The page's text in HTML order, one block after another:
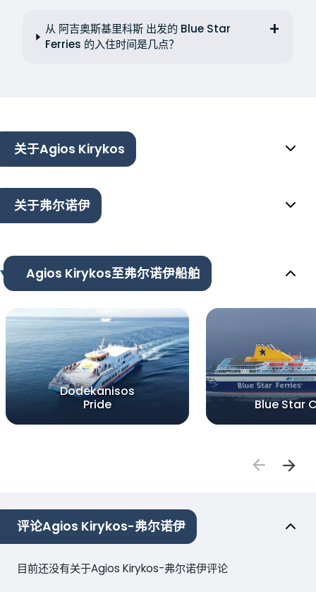
从 阿吉奥斯基里科斯 出发的 Blue Star
Ferries 的入住时间是几点？
关于Agios Kirykos
关于弗尔诺伊
Agios Kirykos至弗尔诺伊船舶
Dodekanisos
Pride
Blue Star
评论Agios Kirykos-弗尔诺伊
目前还没有关于Agios Kirykos-弗尔诺伊评论